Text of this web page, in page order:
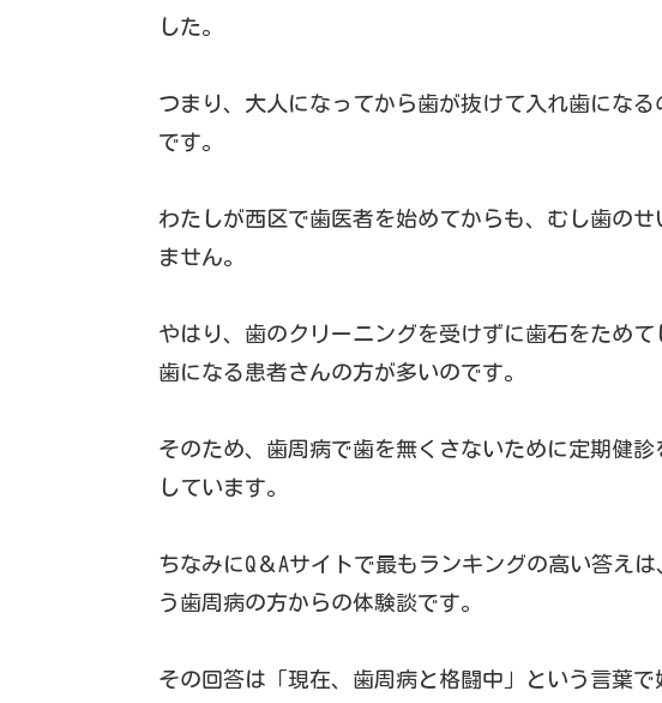
した。
つまり、大人になってから歯が抜けて入れ歯にな
です。
わたしが西区で歯医者を始めてからも、むし歯の
ません。
やはり、歯のクリーニングを受けずに歯石をため
歯になる患者さんの方が多いのです。
そのため、歯周病で歯を無くさないために定期健
しています。
ちなみにQ＆Aサイトで最もランキングの高い答え
う歯周病の方からの体験談です。
その回答は「現在、 歯周病と格闘中 」という言葉